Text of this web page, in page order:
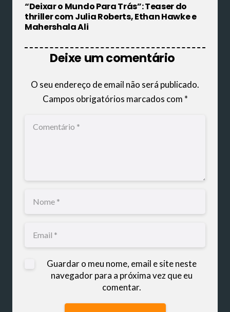
“Deixar o Mundo Para Trás”: Teaser do
thriller com Julia Roberts, Ethan Hawke e
Mahershala Ali
Deixe um comentário
O seu endereço de email não será publicado.
Campos obrigatórios marcados com *
Guardar o meu nome, email e site neste
navegador para a próxima vez que eu
comentar.